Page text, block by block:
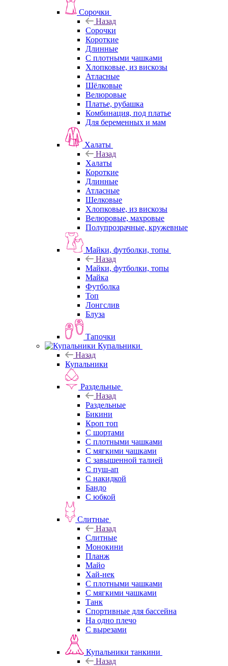
Сорочки
Назад
Сорочки
Короткие
Длинные
С плотными чашками
Хлопковые, из вискозы
Атласные
Шёлковые
Велюровые
Платье, рубашка
Комбинация, под платье
Для беременных и мам
Халаты
Назад
Халаты
Короткие
Длинные
Атласные
Шелковые
Хлопковые, из вискозы
Велюровые, махровые
Полупрозрачные, кружевные
Майки, футболки, топы
Назад
Майки, футболки, топы
Майка
Футболка
Топ
Лонгслив
Блуза
Тапочки
Купальники
Назад
Купальники
Раздельные
Назад
Раздельные
Бикини
Кроп топ
С шортами
С плотными чашками
С мягкими чашками
С завышенной талией
С пуш-ап
С накидкой
Бандо
С юбкой
Слитные
Назад
Слитные
Монокини
Планж
Майо
Хай-нек
С плотными чашками
С мягкими чашками
Танк
Спортивные для бассейна
На одно плечо
С вырезами
Купальники танкини
Назад